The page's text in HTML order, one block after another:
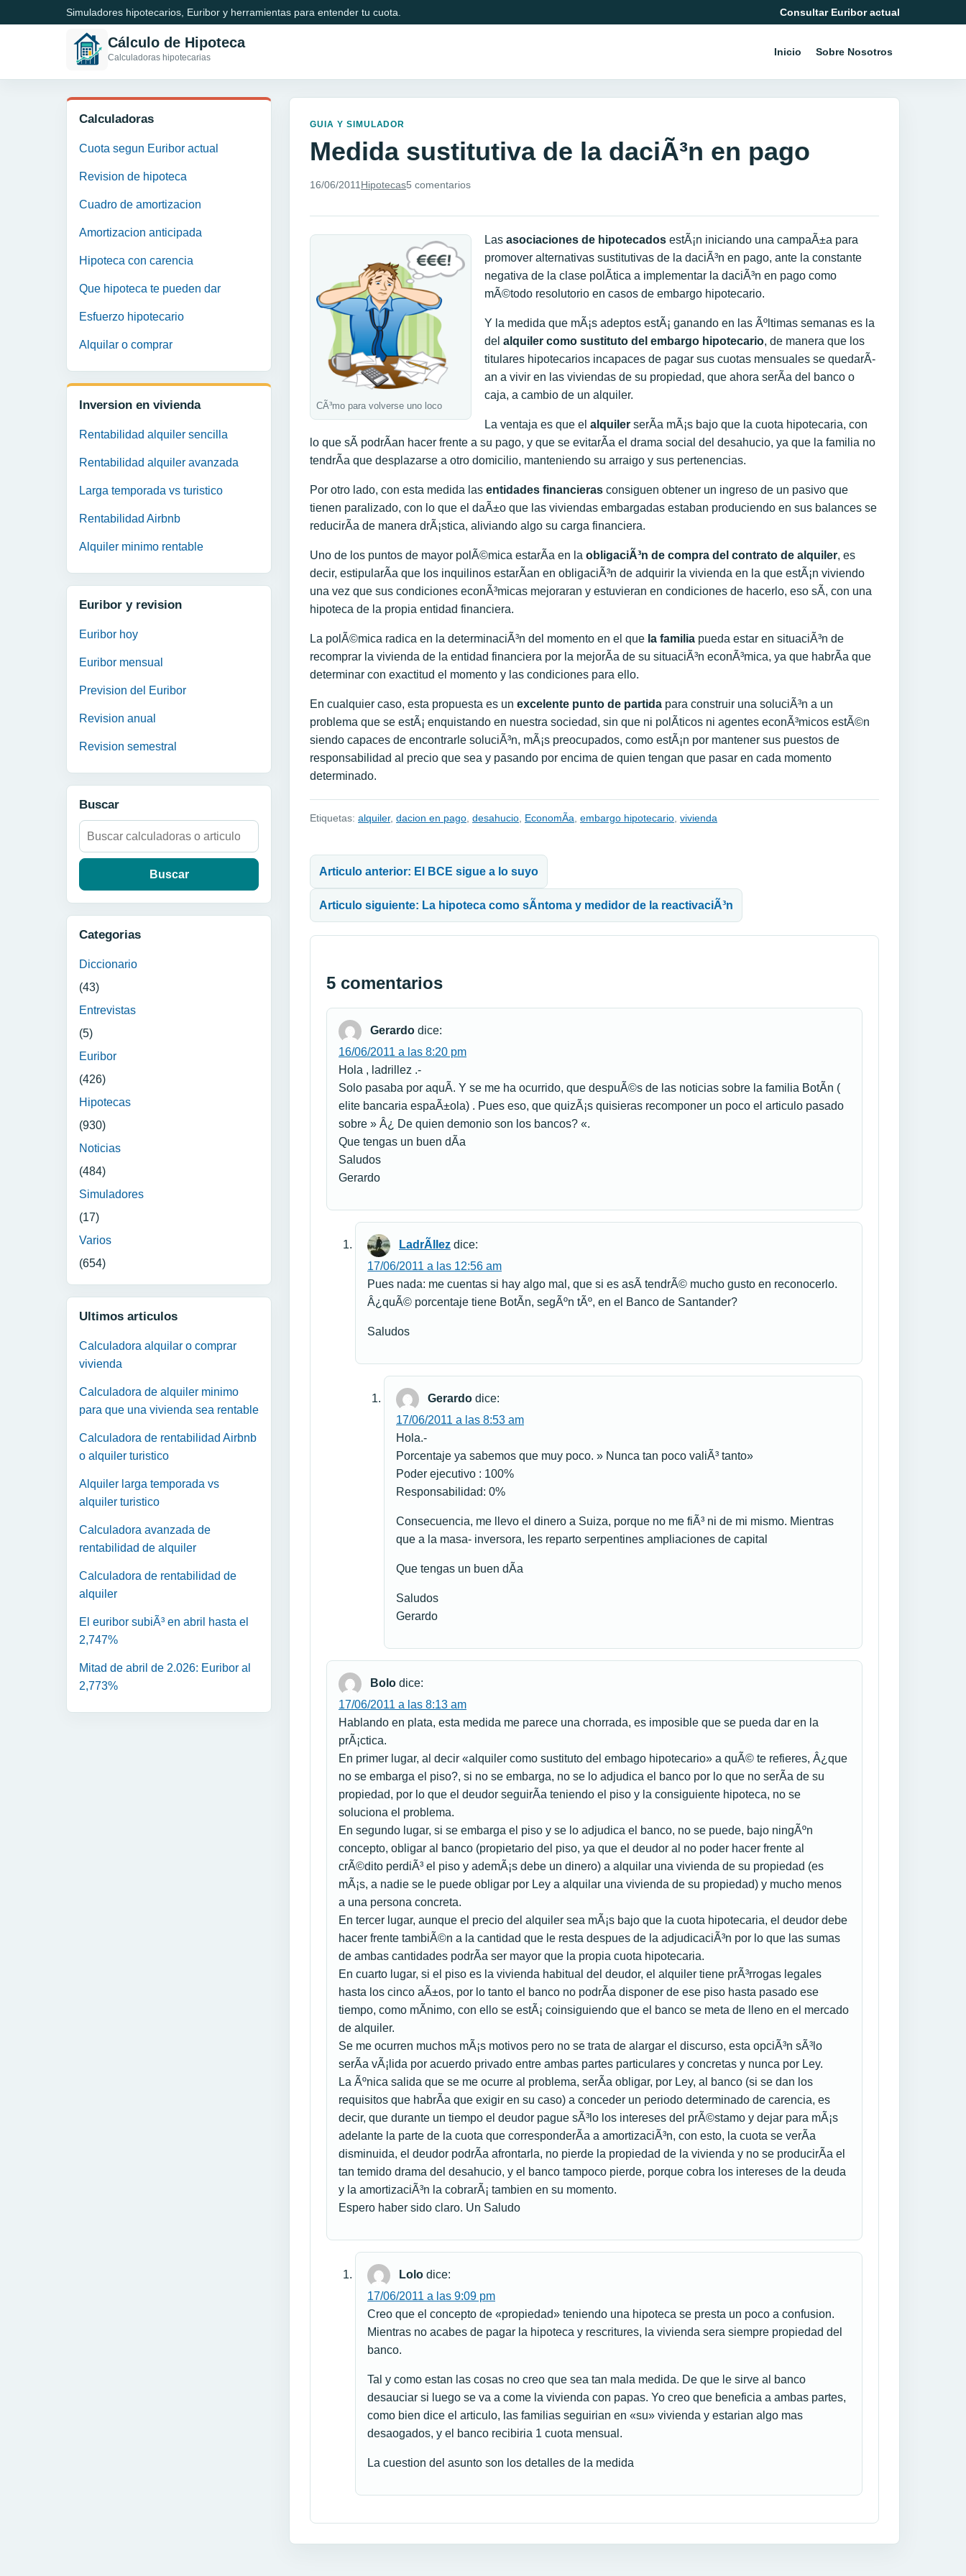
Simuladores hipotecarios, Euribor y herramientas para entender tu cuota. Consultar Euribor actual
Cálculo de Hipoteca
Calculadoras hipotecarias Inicio Sobre Nosotros
Calculadoras
Cuota segun Euribor actual
Revision de hipoteca
Cuadro de amortizacion
Amortizacion anticipada
Hipoteca con carencia
Que hipoteca te pueden dar
Esfuerzo hipotecario
Alquilar o comprar
Inversion en vivienda
Rentabilidad alquiler sencilla
Rentabilidad alquiler avanzada
Larga temporada vs turistico
Rentabilidad Airbnb
Alquiler minimo rentable
Euribor y revision
Euribor hoy
Euribor mensual
Prevision del Euribor
Revision anual
Revision semestral
Buscar
Buscar:
Categorias
Diccionario
(43)
Entrevistas
(5)
Euribor
(426)
Hipotecas
(930)
Noticias
(484)
Simuladores
(17)
Varios
(654)
Ultimos articulos
Calculadora alquilar o comprar
vivienda
Calculadora de alquiler minimo
para que una vivienda sea rentable
Calculadora de rentabilidad Airbnb
o alquiler turistico
Alquiler larga temporada vs
alquiler turistico
Calculadora avanzada de
rentabilidad de alquiler
Calculadora de rentabilidad de
alquiler
El euribor subiÃ³ en abril hasta el
2,747%
Mitad de abril de 2.026: Euribor al
2,773%
GUIA Y SIMULADOR
Medida sustitutiva de la daciÃ³n en pago
16/06/2011 Hipotecas5 comentarios
CÃ³mo para volverse uno loco
Las asociaciones de hipotecados estÃ¡n iniciando una campaÃ±a para
promover alternativas sustitutivas de la daciÃ³n en pago, ante la constante
negativa de la clase polÃ­tica a implementar la daciÃ³n en pago como
mÃ©todo resolutorio en casos de embargo hipotecario.
Y la medida que mÃ¡s adeptos estÃ¡ ganando en las Ãºltimas semanas es la
del alquiler como sustituto del embargo hipotecario, de manera que los
titulares hipotecarios incapaces de pagar sus cuotas mensuales se quedarÃ­
an a vivir en las viviendas de su propiedad, que ahora serÃ­a del banco o
caja, a cambio de un alquiler.
La ventaja es que el alquiler serÃ­a mÃ¡s bajo que la cuota hipotecaria, con
lo que sÃ­ podrÃ­an hacer frente a su pago, y que se evitarÃ­a el drama social del desahucio, ya que la familia no
tendrÃ­a que desplazarse a otro domicilio, manteniendo su arraigo y sus pertenencias.
Por otro lado, con esta medida las entidades financieras consiguen obtener un ingreso de un pasivo que
tienen paralizado, con lo que el daÃ±o que las viviendas embargadas estaban produciendo en sus balances se
reducirÃ­a de manera drÃ¡stica, aliviando algo su carga financiera.
Uno de los puntos de mayor polÃ©mica estarÃ­a en la obligaciÃ³n de compra del contrato de alquiler, es
decir, estipularÃ­a que los inquilinos estarÃ­an en obligaciÃ³n de adquirir la vivienda en la que estÃ¡n viviendo
una vez que sus condiciones econÃ³micas mejoraran y estuvieran en condiciones de hacerlo, eso sÃ­, con una
hipoteca de la propia entidad financiera.
La polÃ©mica radica en la determinaciÃ³n del momento en el que la familia pueda estar en situaciÃ³n de
recomprar la vivienda de la entidad financiera por la mejorÃ­a de su situaciÃ³n econÃ³mica, ya que habrÃ­a que
determinar con exactitud el momento y las condiciones para ello.
En cualquier caso, esta propuesta es un excelente punto de partida para construir una soluciÃ³n a un
problema que se estÃ¡ enquistando en nuestra sociedad, sin que ni polÃ­ticos ni agentes econÃ³micos estÃ©n
siendo capaces de encontrarle soluciÃ³n, mÃ¡s preocupados, como estÃ¡n por mantener sus puestos de
responsabilidad al precio que sea y pasando por encima de quien tengan que pasar en cada momento
determinado.
Etiquetas: alquiler, dacion en pago desahucio EconomÃ­a embargo hipotecario vivienda
Articulo anterior: El BCE sigue a lo suyo
Articulo siguiente: La hipoteca como sÃ­ntoma y medidor de la reactivaciÃ³n
5 comentarios
Gerardo dice:
16/06/2011 a las 8:20 pm
Hola , ladrillez .-
Solo pasaba por aquÃ­. Y se me ha ocurrido, que despuÃ©s de las noticias sobre la familia BotÃ­n (
elite bancaria espaÃ±ola) . Pues eso, que quizÃ¡s quisieras recomponer un poco el articulo pasado
sobre » Â¿ De quien demonio son los bancos? «.
Que tengas un buen dÃ­a
Saludos
Gerardo
LadrÃ­llez dice:
17/06/2011 a las 12:56 am
Pues nada: me cuentas si hay algo mal, que si es asÃ­ tendrÃ© mucho gusto en reconocerlo.
Â¿quÃ© porcentaje tiene BotÃ­n, segÃºn tÃº, en el Banco de Santander?
Saludos
Gerardo dice:
17/06/2011 a las 8:53 am
Hola.-
Porcentaje ya sabemos que muy poco. » Nunca tan poco valiÃ³ tanto»
Poder ejecutivo : 100%
Responsabilidad: 0%
Consecuencia, me llevo el dinero a Suiza, porque no me fiÃ³ ni de mi mismo. Mientras
que a la masa- inversora, les reparto serpentines ampliaciones de capital
Que tengas un buen dÃ­a
Saludos
Gerardo
Bolo dice:
17/06/2011 a las 8:13 am
Hablando en plata, esta medida me parece una chorrada, es imposible que se pueda dar en la
prÃ¡ctica.
En primer lugar, al decir «alquiler como sustituto del embago hipotecario» a quÃ© te refieres, Â¿que
no se embarga el piso?, si no se embarga, no se lo adjudica el banco por lo que no serÃ­a de su
propiedad, por lo que el deudor seguirÃ­a teniendo el piso y la consiguiente hipoteca, no se
soluciona el problema.
En segundo lugar, si se embarga el piso y se lo adjudica el banco, no se puede, bajo ningÃºn
concepto, obligar al banco (propietario del piso, ya que el deudor al no poder hacer frente al
crÃ©dito perdiÃ³ el piso y ademÃ¡s debe un dinero) a alquilar una vivienda de su propiedad (es
mÃ¡s, a nadie se le puede obligar por Ley a alquilar una vivienda de su propiedad) y mucho menos
a una persona concreta.
En tercer lugar, aunque el precio del alquiler sea mÃ¡s bajo que la cuota hipotecaria, el deudor debe
hacer frente tambiÃ©n a la cantidad que le resta despues de la adjudicaciÃ³n por lo que las sumas
de ambas cantidades podrÃ­a ser mayor que la propia cuota hipotecaria.
En cuarto lugar, si el piso es la vivienda habitual del deudor, el alquiler tiene prÃ³rrogas legales
hasta los cinco aÃ±os, por lo tanto el banco no podrÃ­a disponer de ese piso hasta pasado ese
tiempo, como mÃ­nimo, con ello se estÃ¡ coinsiguiendo que el banco se meta de lleno en el mercado
de alquiler.
Se me ocurren muchos mÃ¡s motivos pero no se trata de alargar el discurso, esta opciÃ³n sÃ³lo
serÃ­a vÃ¡lida por acuerdo privado entre ambas partes particulares y concretas y nunca por Ley.
La Ãºnica salida que se me ocurre al problema, serÃ­a obligar, por Ley, al banco (si se dan los
requisitos que habrÃ­a que exigir en su caso) a conceder un periodo determinado de carencia, es
decir, que durante un tiempo el deudor pague sÃ³lo los intereses del prÃ©stamo y dejar para mÃ¡s
adelante la parte de la cuota que corresponderÃ­a a amortizaciÃ³n, con esto, la cuota se verÃ­a
disminuida, el deudor podrÃ­a afrontarla, no pierde la propiedad de la vivienda y no se producirÃ­a el
tan temido drama del desahucio, y el banco tampoco pierde, porque cobra los intereses de la deuda
y la amortizaciÃ³n la cobrarÃ¡ tambien en su momento.
Espero haber sido claro. Un Saludo
Lolo dice:
17/06/2011 a las 9:09 pm
Creo que el concepto de «propiedad» teniendo una hipoteca se presta un poco a confusion.
Mientras no acabes de pagar la hipoteca y rescritures, la vivienda sera siempre propiedad del
banco.
Tal y como estan las cosas no creo que sea tan mala medida. De que le sirve al banco
desauciar si luego se va a come la vivienda con papas. Yo creo que beneficia a ambas partes,
como bien dice el articulo, las familias seguirian en «su» vivienda y estarian algo mas
desaogados, y el banco recibiria 1 cuota mensual.
La cuestion del asunto son los detalles de la medida